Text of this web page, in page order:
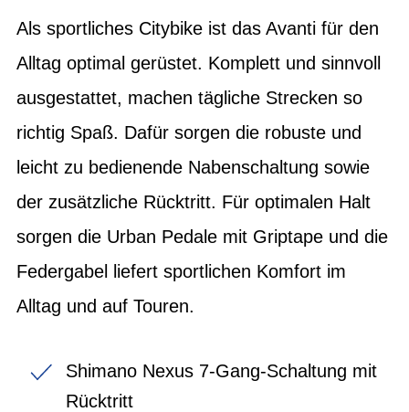
Als sportliches Citybike ist das Avanti für den
Alltag optimal gerüstet. Komplett und sinnvoll
ausgestattet, machen tägliche Strecken so
richtig Spaß. Dafür sorgen die robuste und
leicht zu bedienende Nabenschaltung sowie
der zusätzliche Rücktritt. Für optimalen Halt
sorgen die Urban Pedale mit Griptape und die
Federgabel liefert sportlichen Komfort im
Alltag und auf Touren.
Shimano Nexus 7-Gang-Schaltung mit
Rücktritt